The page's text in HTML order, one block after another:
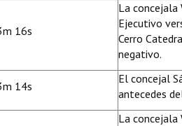
16s
La
Ejecutivo
Cerro
negativo.
14s
El concejal
antecedes
La concejala